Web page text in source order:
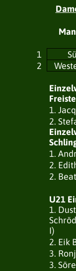
1
2
1.
2.
1.
2.
2.
U21
1.
I)
2. Eik
3.
3.